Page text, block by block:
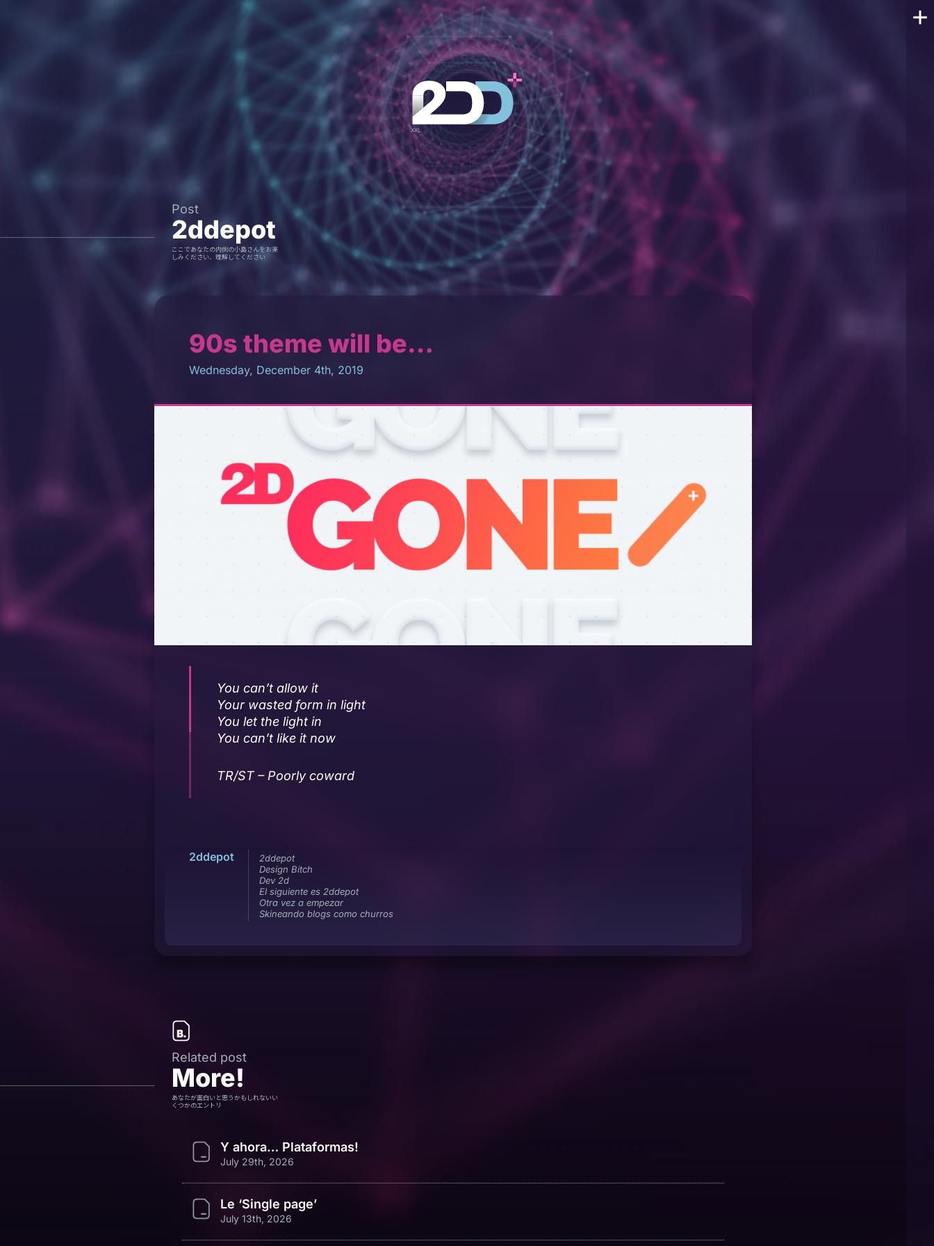
Post
2ddepot
ここであなたの内側の小島さんをお楽
しみください、理解してください
90s theme will be…
Wednesday, December 4th, 2019
You can’t allow it
Your wasted form in light
You let the light in
You can’t like it now
TR/ST – Poorly coward
2ddepot
2ddepot
Design Bitch
Dev 2d
El siguiente es 2ddepot
Otra vez a empezar
Skineando blogs como churros
Related post
More!
あなたが面白いと思うかもしれないい
くつかのエントリ
Y ahora… Plataformas!
July 29th, 2026
Le ‘Single page’
July 13th, 2026